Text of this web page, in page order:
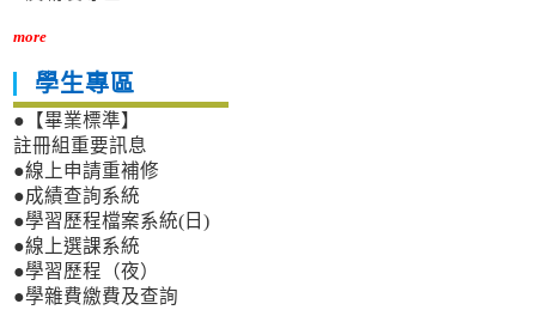
more
學生專區
●【畢業標準】
註冊組重要訊息
●線上申請重補修
●成績查詢系統
●學習歷程檔案系統(日)
●線上選課系統
●學習歷程（夜）
●學雜費繳費及查詢